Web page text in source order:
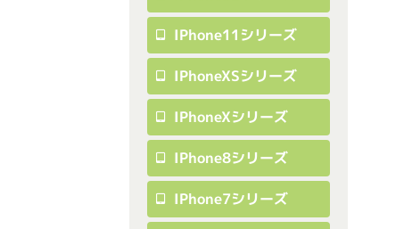
IPhone11シリーズ
IPhoneXSシリーズ
IPhoneXシリーズ
IPhone8シリーズ
IPhone7シリーズ